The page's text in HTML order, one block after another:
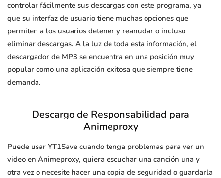
controlar fácilmente sus descargas con este programa, ya
que su interfaz de usuario tiene muchas opciones que
permiten a los usuarios detener y reanudar o incluso
eliminar descargas. A la luz de toda esta información, el
descargador de MP3 se encuentra en una posición muy
popular como una aplicación exitosa que siempre tiene
demanda.
Descargo de Responsabilidad para
Animeproxy
Puede usar YT1Save cuando tenga problemas para ver un
video en Animeproxy, quiera escuchar una canción una y
otra vez o necesite hacer una copia de seguridad o guardarla